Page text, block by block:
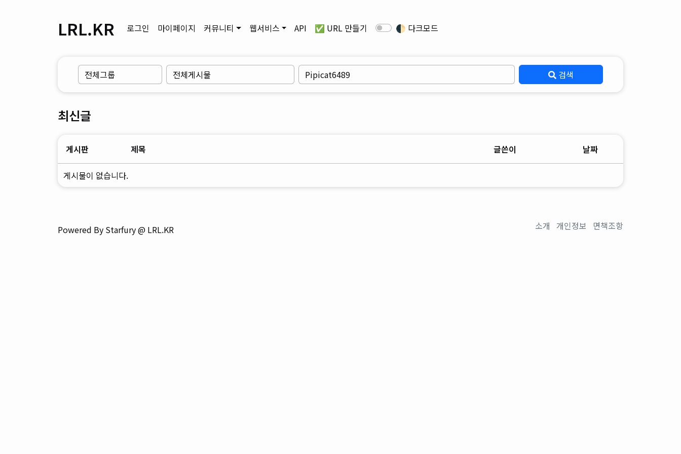
LRL.KR 로그인 마이페이지 커뮤니티 웹서비스 API ✅ URL 만들기 🌓 다크모드
검색
최신글
게시판 제목 글쓴이 날짜
게시물이 없습니다.
Powered By Starfury @ LRL.KR 소개 개인정보 면책조항